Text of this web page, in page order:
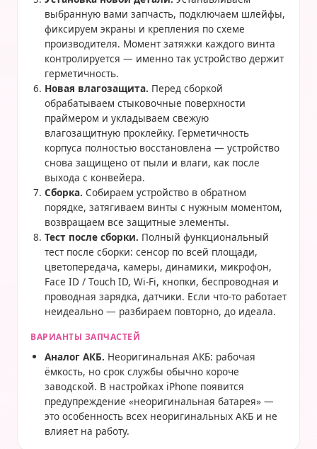
выбранную вами запчасть, подключаем шлейфы,
фиксируем экраны и крепления по схеме
производителя. Момент затяжки каждого винта
контролируется — именно так устройство держит
герметичность.
Новая влагозащита. Перед сборкой
обрабатываем стыковочные поверхности
праймером и укладываем свежую
влагозащитную проклейку. Герметичность
корпуса полностью восстановлена — устройство
снова защищено от пыли и влаги, как после
выхода с конвейера.
Сборка. Собираем устройство в обратном
порядке, затягиваем винты с нужным моментом,
возвращаем все защитные элементы.
Тест после сборки. Полный функциональный
тест после сборки: сенсор по всей площади,
цветопередача, камеры, динамики, микрофон,
Face ID / Touch ID, Wi-Fi, кнопки, беспроводная и
проводная зарядка, датчики. Если что-то работает
неидеально — разбираем повторно, до идеала.
ВАРИАНТЫ ЗАПЧАСТЕЙ
Аналог АКБ. Неоригинальная АКБ: рабочая
ёмкость, но срок службы обычно короче
заводской. В настройках iPhone появится
предупреждение «неоригинальная батарея» —
это особенность всех неоригинальных АКБ и не
влияет на работу.